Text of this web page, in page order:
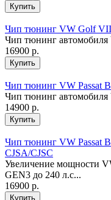
Чип тюнинг VW Golf VII
Чип тюнинг
16900 р.
Чип тюнинг VW Passat
Чип тюнинг автомобиля
14900 р.
Чип тюнинг VW Passat
CJSA/CJSC
Увеличение мощности
GEN3 до 240 л.с...
16900 р.